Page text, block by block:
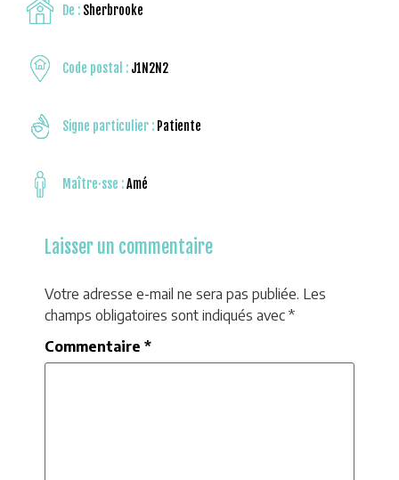
De : Sherbrooke
Code postal : J1N2N2
Signe particulier : Patiente
Maître·sse :Amé
Laisser un commentaire
Votre adresse e-mail ne sera pas publiée. Les
champs obligatoires sont indiqués avec *
Commentaire *